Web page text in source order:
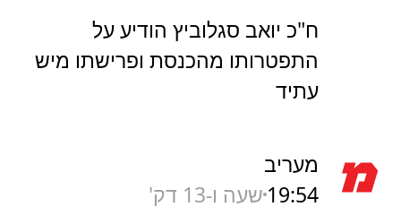
ח"כ יואב סגלוביץ הודיע על
התפטרותו מהכנסת ופרישתו מיש
עתיד
מעריב
19:54 שעה ו-13 דק'